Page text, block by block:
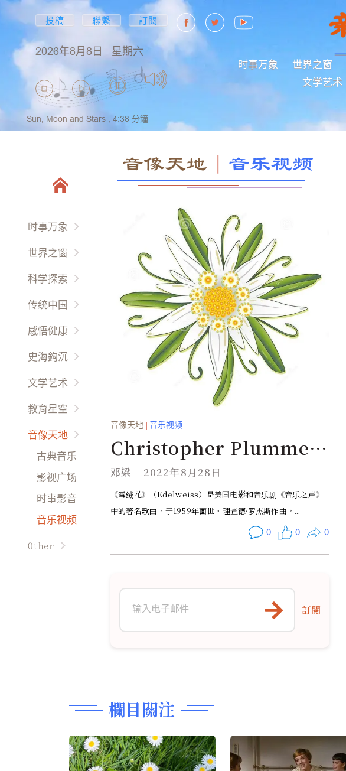
投稿 聯繫 訂閱
2026年8月8日 星期六
时事万象 世界之窗
文学艺术
Sun, Moon and Stars , 4:38 分鐘
时事万象
两岸三地
财经动态
娱乐干线
時尚精品
世界之窗
他鄉异客
环球风情
西哲信仰
科学探索
宇宙時空
生命奥秘
传统中国
以人为鉴
天朝盛事
文化道德
民风民俗
感悟健康
先科新觉
幽情雅趣
感悟生活
才艺方圆
生活百科
男来女往
礼仪职场
美食厨艺
史海鈎沉
世界史话
風雲人物
文学艺术
专栏作家
现代文学
教育星空
小画家
我在成长
故事文学
琴童园地
育才有道
音像天地
古典音乐
影视广场
时事影音
音乐视频
Other
音像天地 音乐视频
音像天地 | 音乐视频
Christopher Plummer
- Edelweiss - The Soun
d of Music
邓梁 2022年8月28日
《雪绒花》（Edelweiss）是美国电影和音乐剧《音乐之声》
中的著名歌曲，于1959年面世。理查德·罗杰斯作曲，...
0 0 0
訂閱
欄目關注